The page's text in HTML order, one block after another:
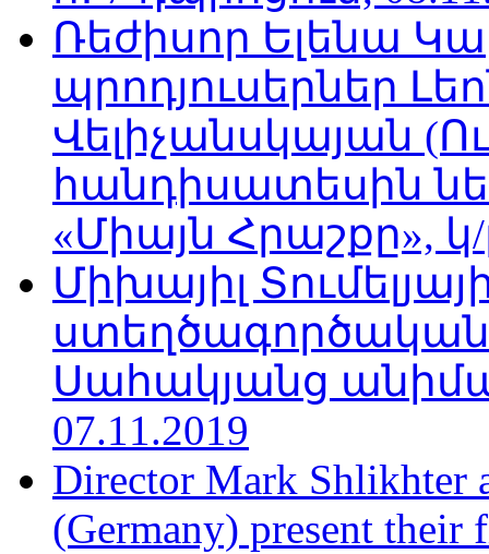
Ռեժիսոր Ելենա
պրոդյուսերներ
Վելիչանսկայան
հանդիսատեսին
«Միայն Հրաշքը», կ/
Միխայիլ
Սահակյանց
07.11.2019
Director Mark Shlikhter
(Germany) present